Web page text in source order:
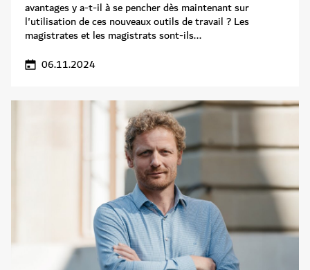
avantages y a-t-il à se pencher dès maintenant sur
l'utilisation de ces nouveaux outils de travail ? Les
magistrates et les magistrats sont-ils...
06.11.2024